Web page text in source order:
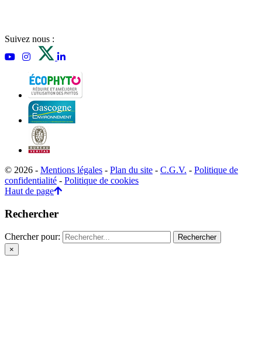
Suivez nous :
© 2026 - Mentions légales - Plan du site - C.G.V. - Politique de
confidentialité - Politique de cookies
Haut de page
Rechercher
Chercher pour:
×